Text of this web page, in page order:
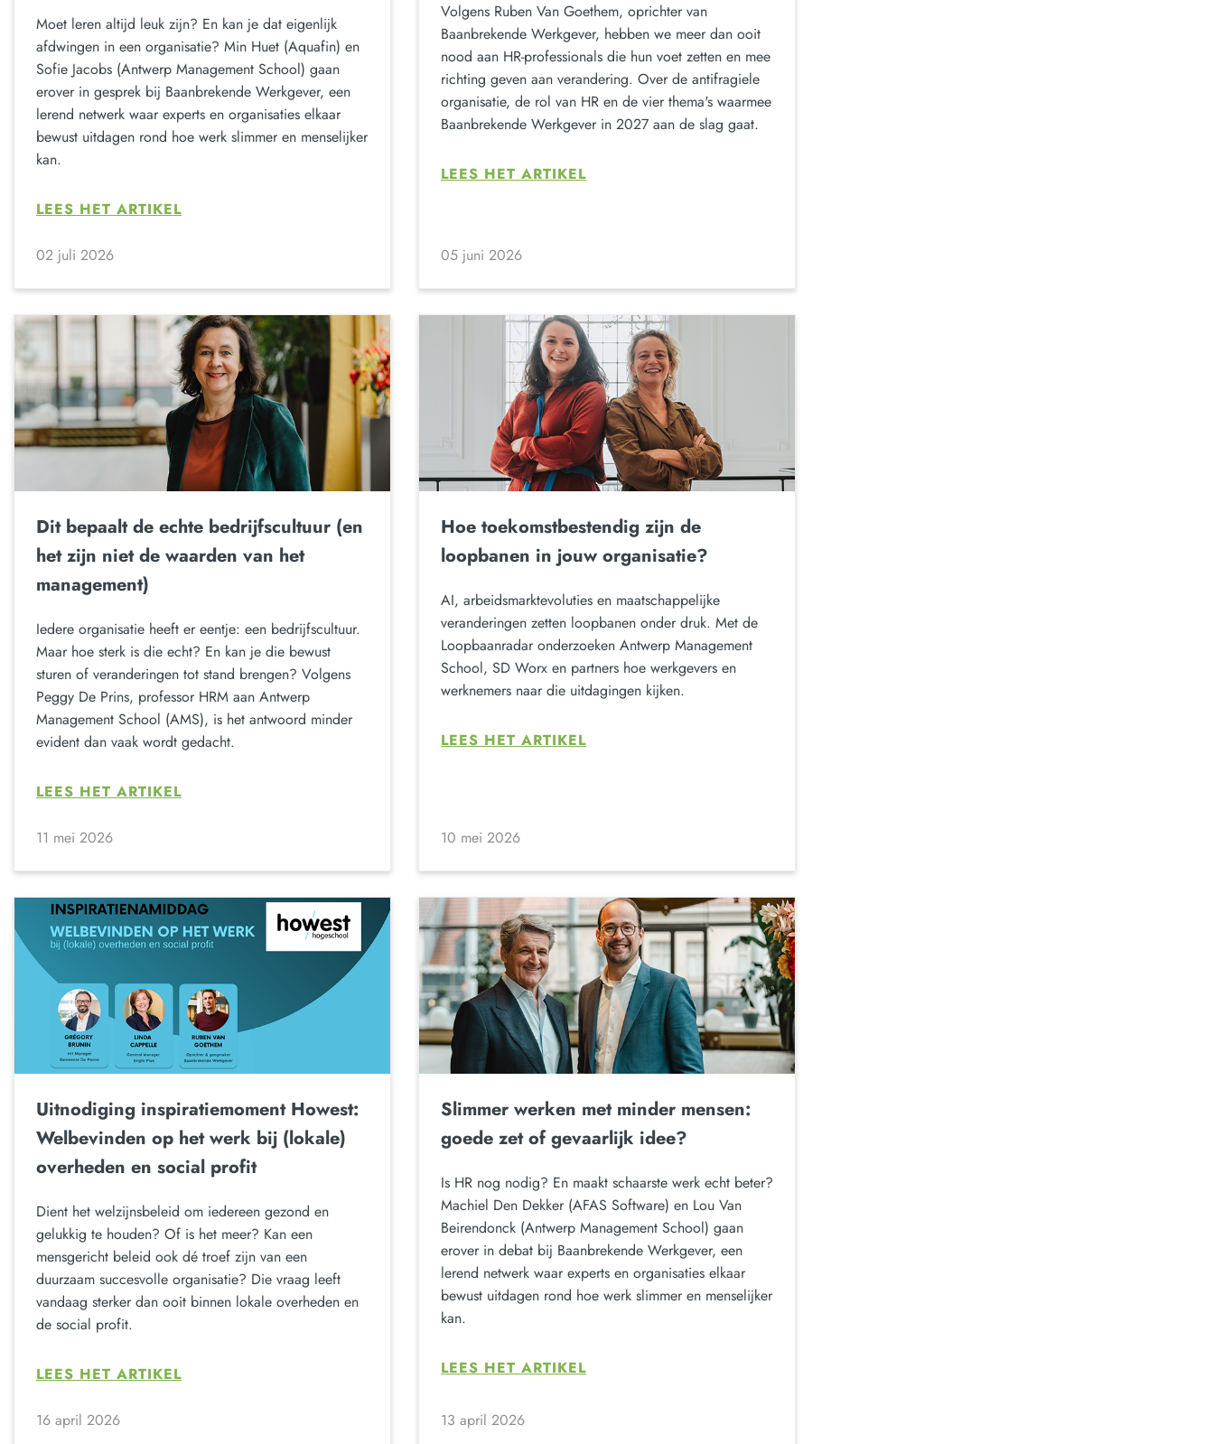
Moet leren altijd leuk zijn? En kan je dat eigenlijk
afdwingen in een organisatie? Min Huet (Aquafin) en
Sofie Jacobs (Antwerp Management School) gaan
erover in gesprek bij Baanbrekende Werkgever, een
lerend netwerk waar experts en organisaties elkaar
bewust uitdagen rond hoe werk slimmer en menselijker
kan.
LEES HET ARTIKEL
02 juli 2026
Volgens Ruben Van Goethem, oprichter van
Baanbrekende Werkgever, hebben we meer dan ooit
nood aan HR-professionals die hun voet zetten en mee
richting geven aan verandering. Over de antifragiele
organisatie, de rol van HR en de vier thema's waarmee
Baanbrekende Werkgever in 2027 aan de slag gaat.
LEES HET ARTIKEL
05 juni 2026
Dit bepaalt de echte bedrijfscultuur (en
het zijn niet de waarden van het
management)
Iedere organisatie heeft er eentje: een bedrijfscultuur.
Maar hoe sterk is die echt? En kan je die bewust
sturen of veranderingen tot stand brengen? Volgens
Peggy De Prins, professor HRM aan Antwerp
Management School (AMS), is het antwoord minder
evident dan vaak wordt gedacht.
LEES HET ARTIKEL
11 mei 2026
Hoe toekomstbestendig zijn de
loopbanen in jouw organisatie?
AI, arbeidsmarktevoluties en maatschappelijke
veranderingen zetten loopbanen onder druk. Met de
Loopbaanradar onderzoeken Antwerp Management
School, SD Worx en partners hoe werkgevers en
werknemers naar die uitdagingen kijken.
LEES HET ARTIKEL
10 mei 2026
Uitnodiging inspiratiemoment Howest:
Welbevinden op het werk bij (lokale)
overheden en social profit
Dient het welzijnsbeleid om iedereen gezond en
gelukkig te houden? Of is het meer? Kan een
mensgericht beleid ook dé troef zijn van een
duurzaam succesvolle organisatie? Die vraag leeft
vandaag sterker dan ooit binnen lokale overheden en
de social profit.
LEES HET ARTIKEL
16 april 2026
Slimmer werken met minder mensen:
goede zet of gevaarlijk idee?
Is HR nog nodig? En maakt schaarste werk echt beter?
Machiel Den Dekker (AFAS Software) en Lou Van
Beirendonck (Antwerp Management School) gaan
erover in debat bij Baanbrekende Werkgever, een
lerend netwerk waar experts en organisaties elkaar
bewust uitdagen rond hoe werk slimmer en menselijker
kan.
LEES HET ARTIKEL
13 april 2026